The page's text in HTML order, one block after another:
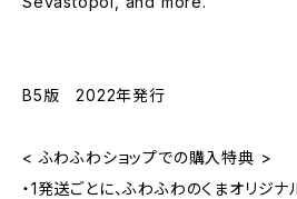
B5版 2022年発行
< ふわふわショップでの購入特典 >
・1発送ごとに、ふわふわのくまオリジ